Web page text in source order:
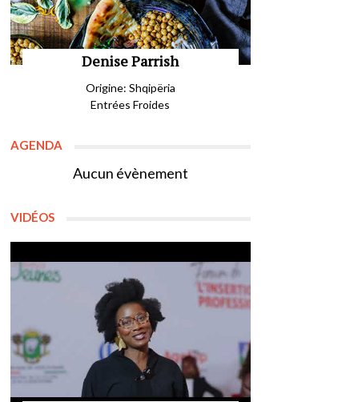
Denise Parrish
Origine: Shqipëria
Entrées Froides
AGENDA
Aucun évènement
VIDÉOS